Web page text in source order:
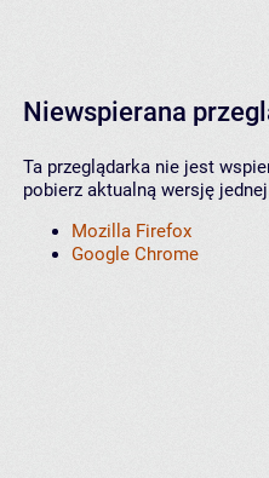
Niewspierana
Ta przeglądarka nie jest
pobierz aktualną wersję
Mozilla Firefox
Google Chrome